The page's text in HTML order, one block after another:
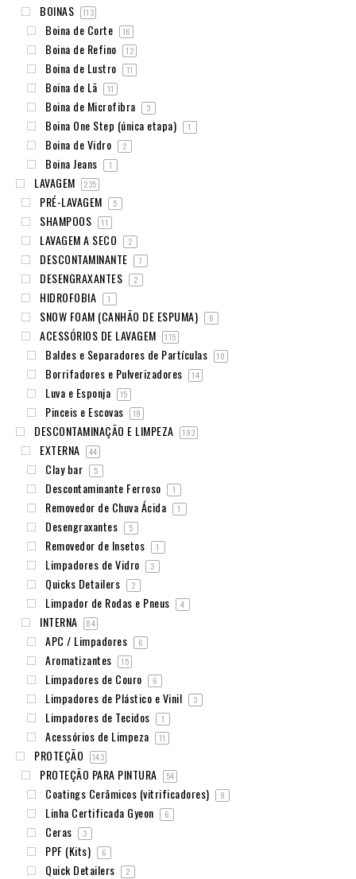
BOINAS 113
Boina de Corte 16
Boina de Refino 12
Boina de Lustro 11
Boina de Lã 11
Boina de Microfibra 3
Boina One Step (única etapa) 1
Boina de Vidro 2
Boina Jeans 1
LAVAGEM 235
PRÉ-LAVAGEM 5
SHAMPOOS 11
LAVAGEM A SECO 2
DESCONTAMINANTE 7
DESENGRAXANTES 2
HIDROFOBIA 1
SNOW FOAM (CANHÃO DE ESPUMA) 6
ACESSÓRIOS DE LAVAGEM 115
Baldes e Separadores de Partículas 10
Borrifadores e Pulverizadores 14
Luva e Esponja 15
Pinceis e Escovas 19
DESCONTAMINAÇÃO E LIMPEZA 193
EXTERNA 44
Clay bar 5
Descontaminante Ferroso 1
Removedor de Chuva Ácida 1
Desengraxantes 5
Removedor de Insetos 1
Limpadores de Vidro 3
Quicks Detailers 2
Limpador de Rodas e Pneus 4
INTERNA 84
APC / Limpadores 6
Aromatizantes 15
Limpadores de Couro 6
Limpadores de Plástico e Vinil 3
Limpadores de Tecidos 1
Acessórios de Limpeza 11
PROTEÇÃO 143
PROTEÇÃO PARA PINTURA 54
Coatings Cerâmicos (vitrificadores) 9
Linha Certificada Gyeon 6
Ceras 3
PPF (Kits) 6
Quick Detailers 2